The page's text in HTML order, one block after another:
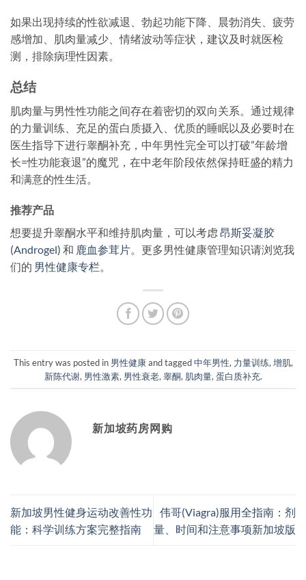
如果出现持续的性欲减退、勃起功能下降、晨勃消失、疲劳
感增加、肌肉量减少、情绪波动等症状，建议及时就医检
测，排除病理性因素。
总结
肌肉量与男性性功能之间存在着密切的双向关系。通过规律
的力量训练、充足的蛋白质摄入、优质的睡眠以及必要时在
医生指导下进行睾酮补充，中年男性完全可以打破”年龄增
长=性功能衰退”的魔咒，在中老年阶段依然保持旺盛的精力
和满意的性生活。
推荐产品
想要提升睾酮水平和维持肌肉量，可以考虑 昂斯妥凝胶
(Androgel) 和 鹿血参茸片。更多男性健康管理知识请浏览我
们的 男性健康专栏。
This entry was posted in 男性健康and tagged中年男性, 力量训练, 增肌,
新陈代谢, 男性激素, 男性衰老, 睾酮, 肌肉量, 蛋白质补充.
新加坡药房网购
新加坡男性健身运动改善性功
能：科学训练方案完整指南
伟哥(Viagra)服用全指南：剂
量、时间和注意事项新加坡版